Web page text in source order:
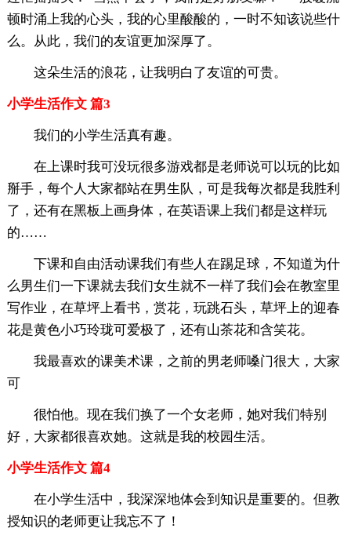
顿时涌上我的心头，我的心里酸酸的，一时不知该说些什
么。从此，我们的友谊更加深厚了。
这朵生活的浪花，让我明白了友谊的可贵。
小学生活作文 篇3
我们的小学生活真有趣。
在上课时我可没玩很多游戏都是老师说可以玩的比如
掰手，每个人大家都站在男生队，可是我每次都是我胜利
了，还有在黑板上画身体，在英语课上我们都是这样玩
的……
下课和自由活动课我们有些人在踢足球，不知道为什
么男生们一下课就去我们女生就不一样了我们会在教室里
写作业，在草坪上看书，赏花，玩跳石头，草坪上的迎春
花是黄色小巧玲珑可爱极了，还有山茶花和含笑花。
我最喜欢的课美术课，之前的男老师嗓门很大，大家
可
很怕他。现在我们换了一个女老师，她对我们特别
好，大家都很喜欢她。这就是我的校园生活。
小学生活作文 篇4
在小学生活中，我深深地体会到知识是重要的。但教
授知识的老师更让我忘不了！